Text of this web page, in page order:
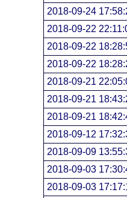
2018-09-24
2018-09-22
2018-09-22
2018-09-22
2018-09-21
2018-09-21
2018-09-21
2018-09-12
2018-09-09
2018-09-03
2018-09-03